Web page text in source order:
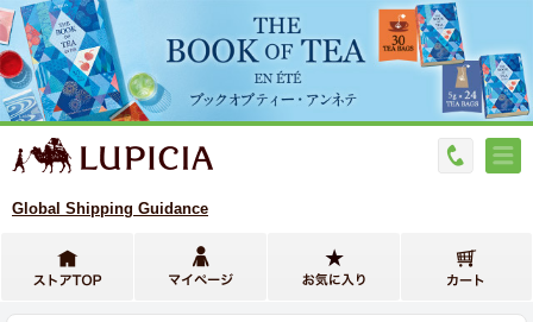
Global Shipping Guidance